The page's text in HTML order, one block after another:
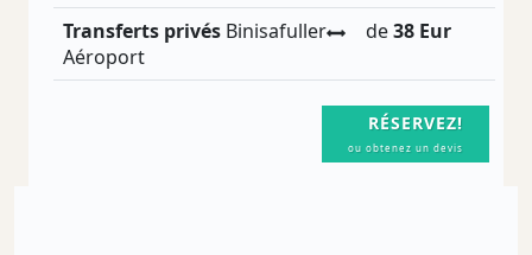
Transferts privés Binisafuller
Aéroport
de38 Eur
RÉSERVEZ!
ou obtenez un devis